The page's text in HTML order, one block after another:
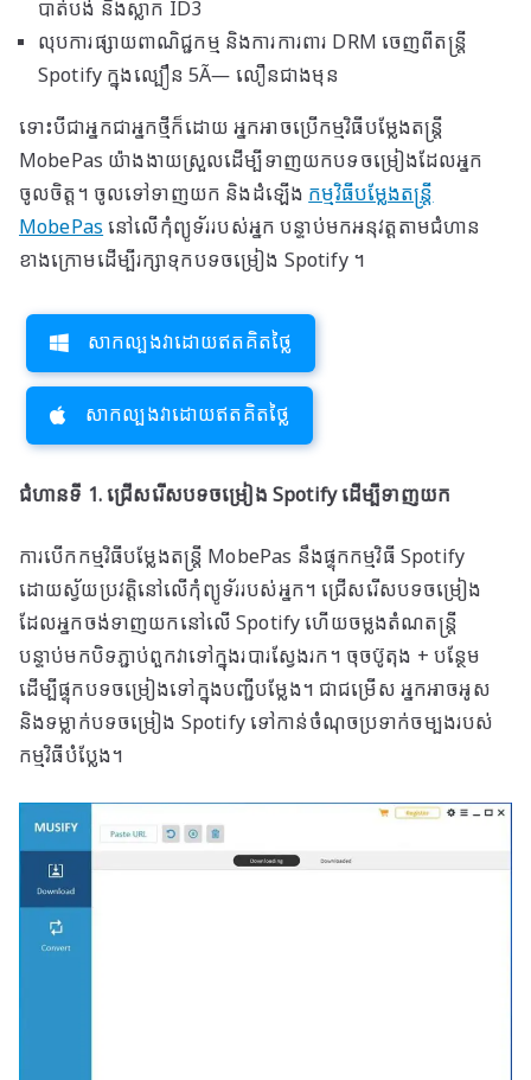
បាត់បង់ និង​ស្លាក ID3
លុបការផ្សាយពាណិជ្ជកម្ម និងការការពារ DRM ចេញពីតន្ត្រី
Spotify ក្នុងល្បឿន 5Ã— លឿនជាងមុន
ទោះបីជាអ្នកជាអ្នកថ្មីក៏ដោយ អ្នកអាចប្រើកម្មវិធីបម្លែងតន្ត្រី
MobePas យ៉ាងងាយស្រួលដើម្បីទាញយកបទចម្រៀងដែលអ្នក
ចូលចិត្ត។ ចូលទៅទាញយក និងដំឡើង កម្មវិធីបម្លែងតន្ត្រី
MobePas នៅលើកុំព្យូទ័ររបស់អ្នក បន្ទាប់មកអនុវត្តតាមជំហាន
ខាងក្រោមដើម្បីរក្សាទុកបទចម្រៀង Spotify ។
សាកល្បងវាដោយឥតគិតថ្លៃ
សាកល្បងវាដោយឥតគិតថ្លៃ
ជំហានទី 1. ជ្រើសរើសបទចម្រៀង Spotify ដើម្បីទាញយក
ការបើកកម្មវិធីបម្លែងតន្ត្រី MobePas នឹងផ្ទុកកម្មវិធី Spotify
ដោយស្វ័យប្រវត្តិនៅលើកុំព្យូទ័ររបស់អ្នក។ ជ្រើសរើសបទចម្រៀង
ដែលអ្នកចង់ទាញយកនៅលើ Spotify ហើយចម្លងតំណតន្ត្រី
បន្ទាប់មកបិទភ្ជាប់ពួកវាទៅក្នុងរបារស្វែងរក។ ចុច​ប៊ូតុង + បន្ថែម​
ដើម្បី​ផ្ទុក​បទ​ចម្រៀង​ទៅ​ក្នុង​បញ្ជី​បម្លែង។ ជាជម្រើស អ្នកអាចអូស
និងទម្លាក់បទចម្រៀង Spotify ទៅកាន់ចំណុចប្រទាក់ចម្បងរបស់
កម្មវិធីបំប្លែង។